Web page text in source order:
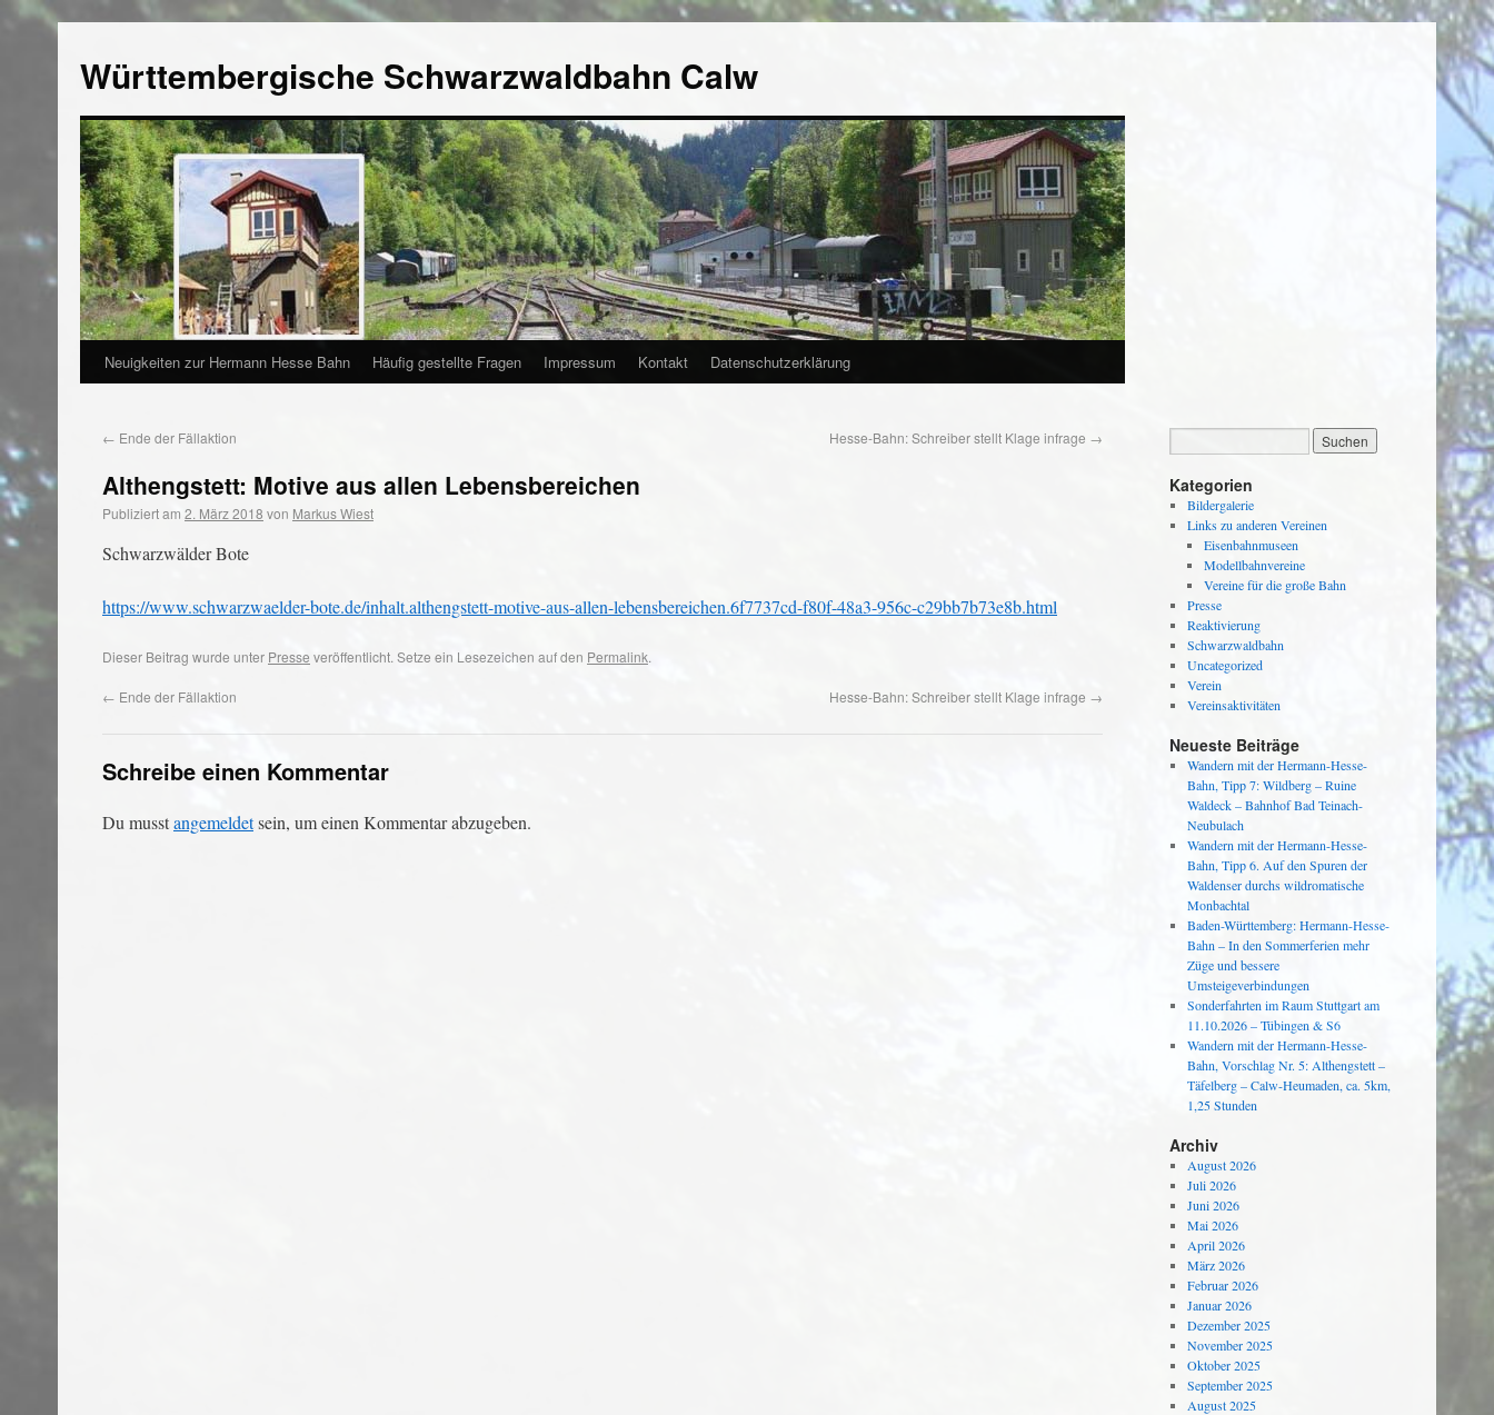
Württembergische Schwarzwaldbahn Calw
Neuigkeiten zur Hermann Hesse Bahn Häufig gestellte Fragen Impressum Kontakt Datenschutzerklärung
← Ende der Fällaktion Hesse-Bahn: Schreiber stellt Klage infrage →
Althengstett: Motive aus allen Lebensbereichen
Publiziert am 2. März 2018 von Markus Wiest
Schwarzwälder Bote
https://www.schwarzwaelder-bote.de/inhalt.althengstett-motive-aus-allen-lebensbereichen.6f7737cd-f80f-48a3-956c-c29bb7b73e8b.html
Dieser Beitrag wurde unter Presse veröffentlicht. Setze ein Lesezeichen auf den Permalink.
← Ende der Fällaktion Hesse-Bahn: Schreiber stellt Klage infrage →
Schreibe einen Kommentar
Du musstangemeldetsein, um einen Kommentar abzugeben.
Kategorien
Bildergalerie
Links zu anderen Vereinen
Eisenbahnmuseen
Modellbahnvereine
Vereine für die große Bahn
Presse
Reaktivierung
Schwarzwaldbahn
Uncategorized
Verein
Vereinsaktivitäten
Neueste Beiträge
Wandern mit der Hermann-Hesse-
Bahn, Tipp 7: Wildberg – Ruine
Waldeck – Bahnhof Bad Teinach-
Neubulach
Wandern mit der Hermann-Hesse-
Bahn, Tipp 6. Auf den Spuren der
Waldenser durchs wildromatische
Monbachtal
Baden-Württemberg: Hermann-Hesse-
Bahn – In den Sommerferien mehr
Züge und bessere
Umsteigeverbindungen
Sonderfahrten im Raum Stuttgart am
11.10.2026 – Tübingen & S6
Wandern mit der Hermann-Hesse-
Bahn, Vorschlag Nr. 5: Althengstett –
Täfelberg – Calw-Heumaden, ca. 5km,
1,25 Stunden
Archiv
August 2026
Juli 2026
Juni 2026
Mai 2026
April 2026
März 2026
Februar 2026
Januar 2026
Dezember 2025
November 2025
Oktober 2025
September 2025
August 2025